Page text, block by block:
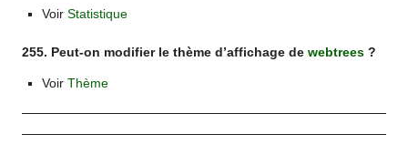
Voir Statistique
255. Peut-on modifier le thème d’affichage dewebtrees ?
Voir Thème